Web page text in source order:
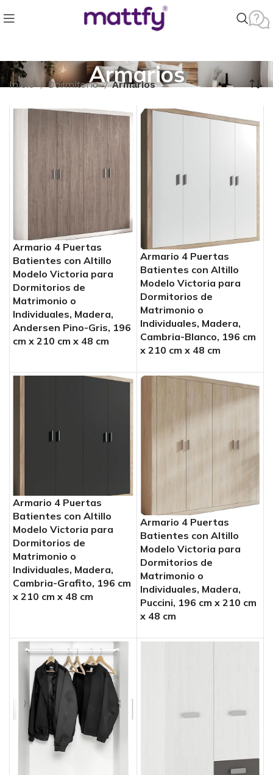
Armarios
Inicio Dormitorio Armarios
Armario 4 Puertas
Batientes con Altillo
Modelo Victoria para
Dormitorios de
Matrimonio o
Individuales, Madera,
Andersen Pino-Gris, 196
cm x 210 cm x 48 cm
Armario 4 Puertas
Batientes con Altillo
Modelo Victoria para
Dormitorios de
Matrimonio o
Individuales, Madera,
Cambria-Blanco, 196 cm
x 210 cm x 48 cm
Armario 4 Puertas
Batientes con Altillo
Modelo Victoria para
Dormitorios de
Matrimonio o
Individuales, Madera,
Cambria-Grafito, 196 cm
x 210 cm x 48 cm
Armario 4 Puertas
Batientes con Altillo
Modelo Victoria para
Dormitorios de
Matrimonio o
Individuales, Madera,
Puccini, 196 cm x 210 cm
x 48 cm